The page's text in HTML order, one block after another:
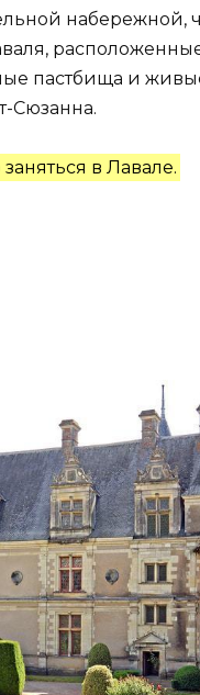
набережной,
пастбища и
Сюзанна.
в Лавале.